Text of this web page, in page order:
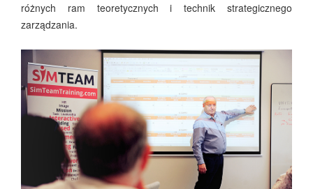
różnych ram teoretycznych i technik strategicznego
zarządzania.